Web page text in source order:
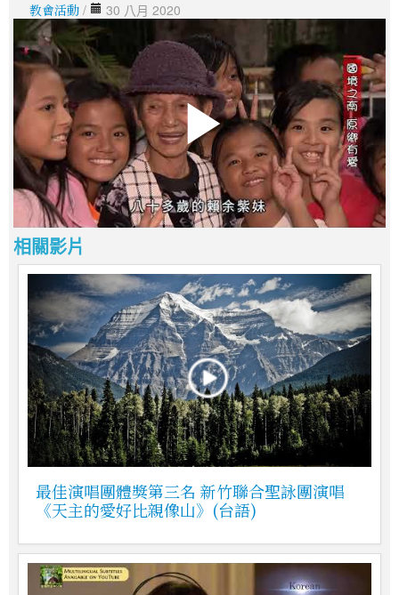
教會活動 / 30 八月 2020
相關影片
最佳演唱團體獎第三名 新竹聯合聖詠團演唱
《天主的愛好比親像山》(台語)